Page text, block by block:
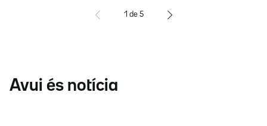
1 de 5
Avui és notícia